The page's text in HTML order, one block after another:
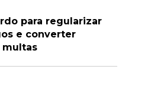
se torna foco de
pode ser nova